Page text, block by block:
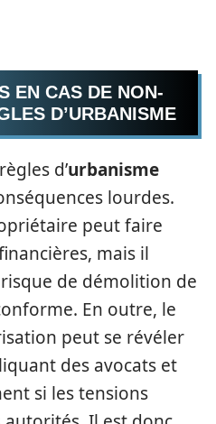
EN CAS DE NON-
D’URBANISME
d’urbanisme
lourdes.
peut faire
mais il
de démolition de
En outre, le
peut se révéler
des avocats et
si les tensions